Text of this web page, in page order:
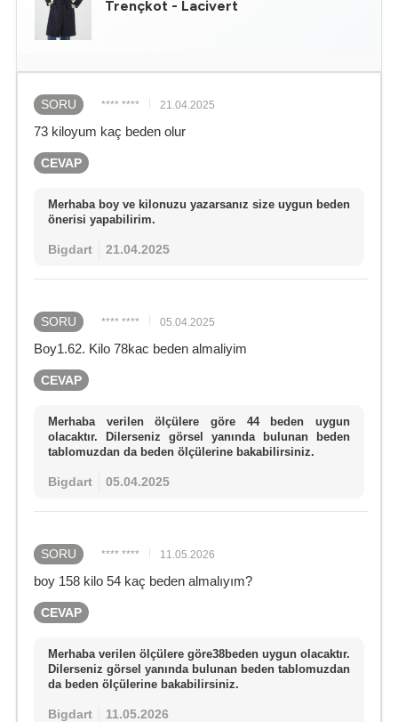
Trençkot - Lacivert
SORU **** **** 21.04.2025
73 kiloyum kaç beden olur
CEVAP
Merhaba boy ve kilonuzu yazarsanız size uygun beden
önerisi yapabilirim.
Bigdart 21.04.2025
SORU **** **** 05.04.2025
Boy1.62. Kilo 78kac beden almaliyim
CEVAP
Merhaba verilen ölçülere göre 44 beden uygun
olacaktır. Dilerseniz görsel yanında bulunan beden
tablomuzdan da beden ölçülerine bakabilirsiniz.
Bigdart 05.04.2025
SORU **** **** 11.05.2026
boy 158 kilo 54 kaç beden almalıyım?
CEVAP
Merhaba verilen ölçülere göre38beden uygun olacaktır.
Dilerseniz görsel yanında bulunan beden tablomuzdan
da beden ölçülerine bakabilirsiniz.
Bigdart 11.05.2026